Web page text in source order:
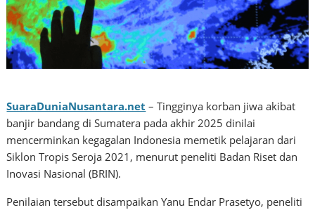
SuaraDuniaNusantara.net – Tingginya korban jiwa akibat
banjir bandang di Sumatera pada akhir 2025 dinilai
mencerminkan kegagalan Indonesia memetik pelajaran dari
Siklon Tropis Seroja 2021, menurut peneliti Badan Riset dan
Inovasi Nasional (BRIN).
Penilaian tersebut disampaikan Yanu Endar Prasetyo, peneliti